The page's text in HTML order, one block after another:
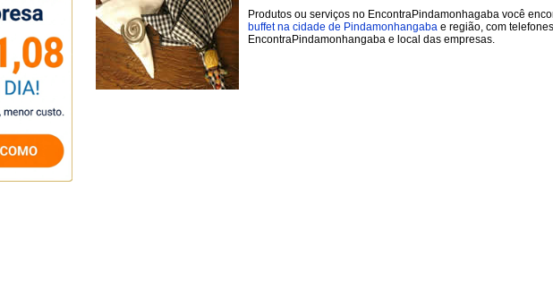
Produtos ou serviços no EncontraPindamonhagaba você
buffet na cidade de Pindamonhangaba e região, com
EncontraPindamonhangaba e local das empresas.